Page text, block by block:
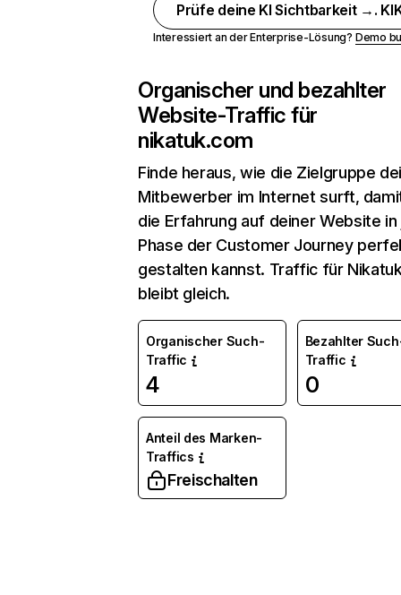
Prüfe deine KI Sichtbarkeit →.
Interessiert an der Enterprise-Lösung? Demo
Organischer und bezahlter
Website-Traffic für
nikatuk.com
Finde heraus, wie die Zielgruppe
Mitbewerber im Internet surft,
die Erfahrung auf deiner Website
Phase der Customer Journey
gestalten kannst. Traffic für
bleibt gleich.
Organischer Such-
Traffic
4
Bezahlter
Traffic
0
Anteil des Marken-
Traffics
Freischalten